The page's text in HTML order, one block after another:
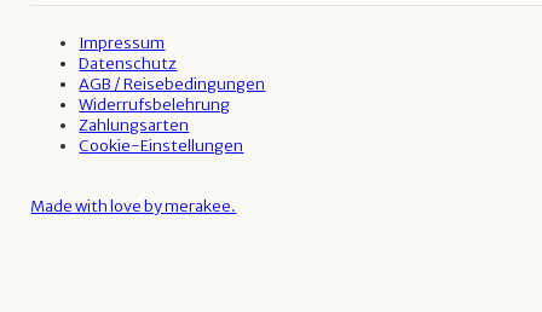
Impressum
Datenschutz
AGB / Reisebedingungen
Widerrufsbelehrung
Zahlungsarten
Cookie-Einstellungen
Made with love by merakee.